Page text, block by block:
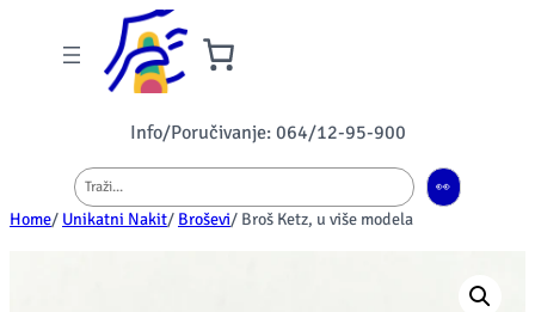
Info/Poručivanje: 064/12-95-900
Pretraga 👀
Home/ Unikatni Nakit/ Broševi/ Broš Ketz, u više modela